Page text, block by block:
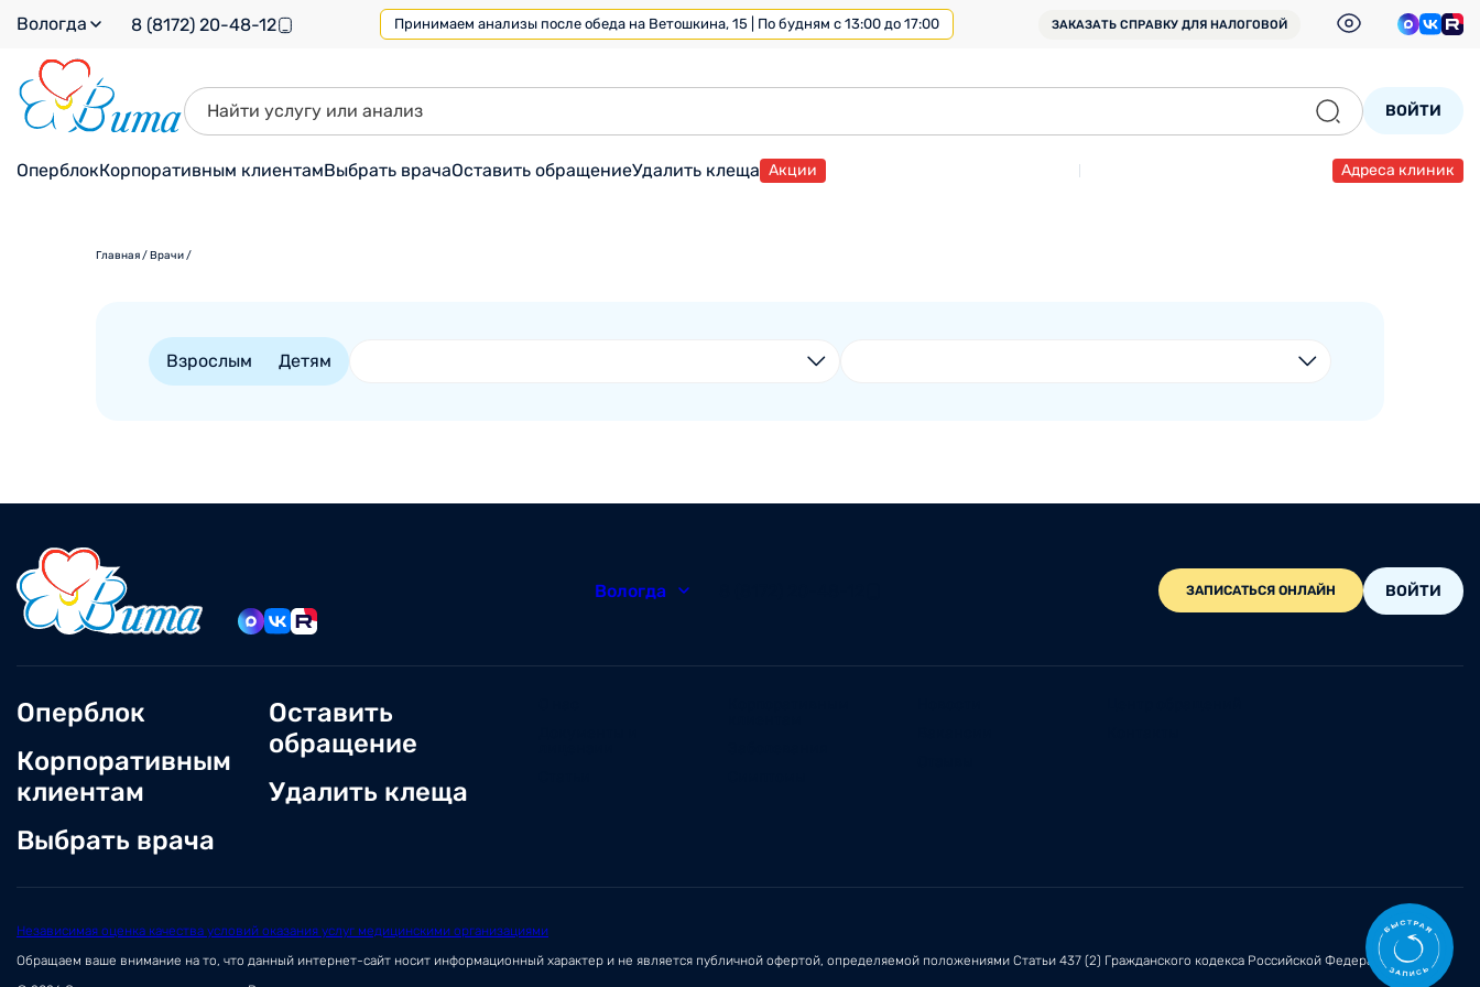
Вологда 8 (8172) 20-48-12 Принимаем анализы после обеда на Ветошкина, 15 | По будням с 13:00 до 17:00 ЗАКАЗАТЬ СПРАВКУ ДЛЯ НАЛОГОВОЙ
ВОЙТИ
ОперблокКорпоративным клиентамВыбрать врачаОставить обращениеУдалить клеща Акции Адреса клиник
Главная/Врачи/
Взрослым Детям
Вологда ЗАПИСАТЬСЯ ОНЛАЙН ВОЙТИ
Оперблок
Корпоративным
клиентам
Выбрать врача
Оставить
обращение
Удалить клеща
Независимая оценка качества условий оказания услуг медицинскими организациями
Обращаем ваше внимание на то, что данный интернет-сайт носит информационный характер и не является публичной офертой, определяемой положениями Статьи 437 (2) Гражданского кодекса Российской Федерации.